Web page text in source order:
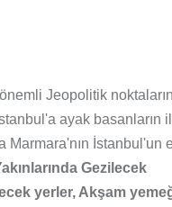
Jeopolitik
ayak basanların
Marmara'nın İstanbul'un
Gezilecek
yerler, Akşam